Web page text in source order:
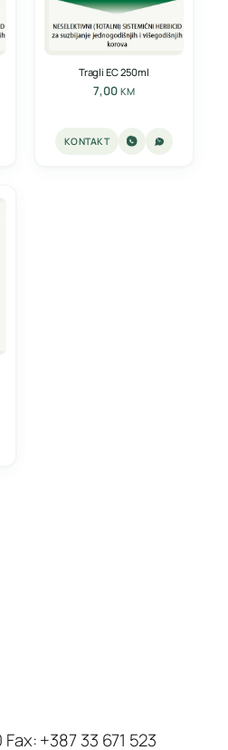
Tragli EC 250ml
7,00 KM
KONTAKT
+387 33 671 523